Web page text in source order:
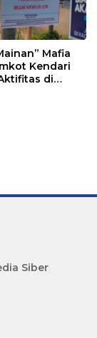
Mafia
Kendari
di
Siber